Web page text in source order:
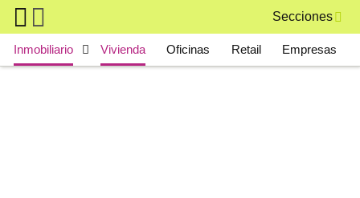
Skip to main content
Secciones
Main navigation
Inmobiliario Vivienda Oficinas Retail Empresas